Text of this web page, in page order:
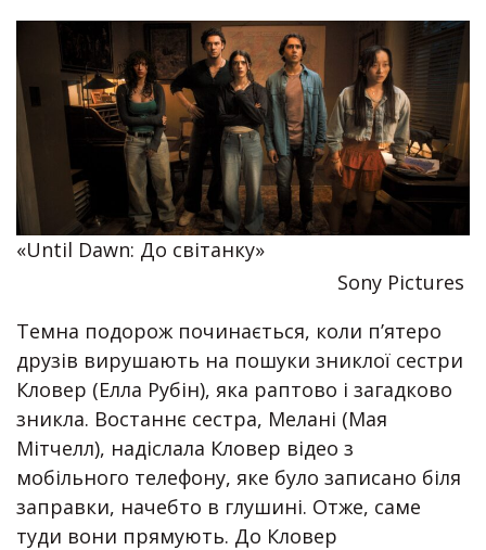
«Until Dawn: До світанку»
Sony Pictures
Темна подорож починається, коли п’ятеро
друзів вирушають на пошуки зниклої сестри
Кловер (Елла Рубін), яка раптово і загадково
зникла. Востаннє сестра, Мелані (Мая
Мітчелл), надіслала Кловер відео з
мобільного телефону, яке було записано біля
заправки, начебто в глушині. Отже, саме
туди вони прямують. До Кловер